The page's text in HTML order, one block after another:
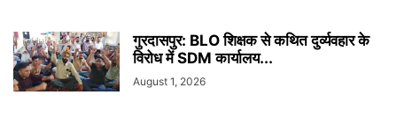
गुरदासपुर: BLO शिक्षक से कथित दुर्व्यवहार के
विरोध में SDM कार्यालय...
August 1, 2026